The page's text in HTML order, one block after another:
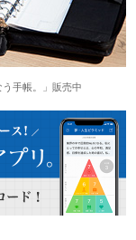
手帳。」販売中